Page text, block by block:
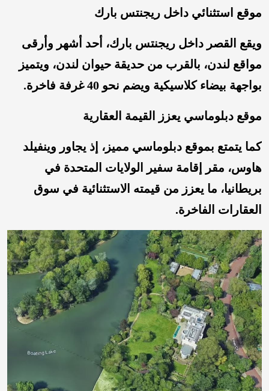
موقع استثنائي داخل ريجنتس بارك
ويقع القصر داخل ريجنتس بارك، أحد أشهر وأرقى
مواقع لندن، بالقرب من حديقة حيوان لندن، ويتميز
بواجهة بيضاء كلاسيكية ويضم نحو 40 غرفة فاخرة.
موقع دبلوماسي يعزز القيمة العقارية
كما يتمتع بموقع دبلوماسي مميز، إذ يجاور وينفيلد
هاوس، مقر إقامة سفير الولايات المتحدة في
بريطانيا، ما يعزز من قيمته الاستثنائية في سوق
العقارات الفاخرة.